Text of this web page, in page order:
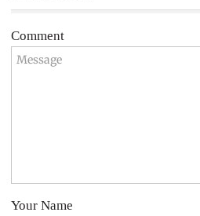
Comment
Your Name